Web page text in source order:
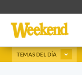
TEMAS DEL DÍA